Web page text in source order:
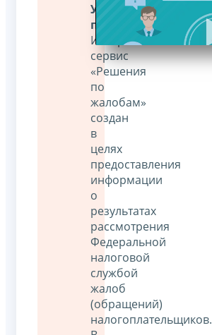
Уважаемые
пользователи!
Интернет-
сервис
«Решения
по
жалобам»
создан
в
целях
предоставления
информации
о
результатах
рассмотрения
Федеральной
налоговой
службой
жалоб
(обращений)
налогоплательщиков.